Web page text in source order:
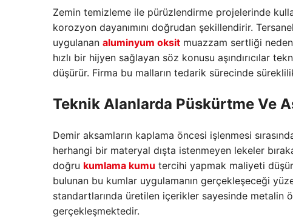
Zemin temizleme ile pürüzlendirme projelerinde
korozyon dayanımını doğrudan şekillendirir.
uygulanan aluminyum oksit muazzam sertliği
hızlı bir hijyen sağlayan söz konusu aşındırıcılar
düşürür. Firma bu malların tedarik sürecinde
Teknik Alanlarda Püskürtme Ve
Demir aksamların kaplama öncesi işlenmesi
herhangi bir materyal dışta istenmeyen lekeler
doğru kumlama kumu tercihi yapmak maliyeti
bulunan bu kumlar uygulamanın gerçekleşeceği
standartlarında üretilen içerikler sayesinde metalin
gerçekleşmektedir.